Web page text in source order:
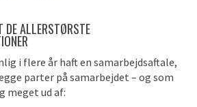
DE ALLERSTØRSTE
i flere år haft en samarbejdsaftale,
parter på samarbejdet – og som
meget ud af: